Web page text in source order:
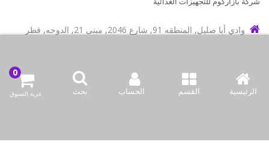
الرئيسية القسم الحساب بحث عربة التسوق
وادي أبا صليل, المنطقه 91, شارع 2046, مبنى 21, الدوحه, قطر
97466151607+
سياسة المتجر